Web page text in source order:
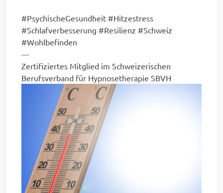
#PsychischeGesundheit #Hitzestress
#Schlafverbesserung #Resilienz #Schweiz
#Wohlbefinden
---
Zertifiziertes Mitglied im Schweizerischen
Berufsverband für Hypnosetherapie SBVH